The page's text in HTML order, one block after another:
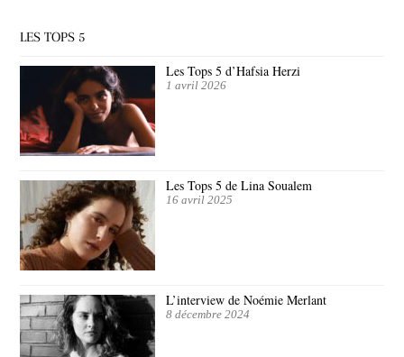
LES TOPS 5
Les Tops 5 d’Hafsia Herzi
1 avril 2026
Les Tops 5 de Lina Soualem
16 avril 2025
L’interview de Noémie Merlant
8 décembre 2024